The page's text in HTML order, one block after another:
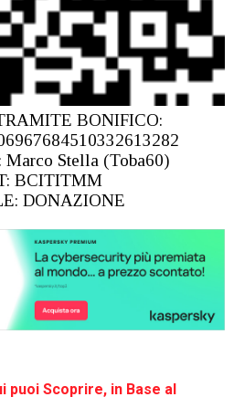
BONIFICO:
Marco Stella (Toba60)
BCITITMM
DONAZIONE
puoi Scoprire, in Base al